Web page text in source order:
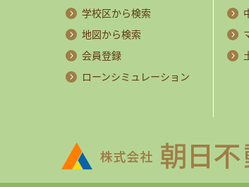
学校区から検索
地図から検索
会員登録
ローンシミュレーション